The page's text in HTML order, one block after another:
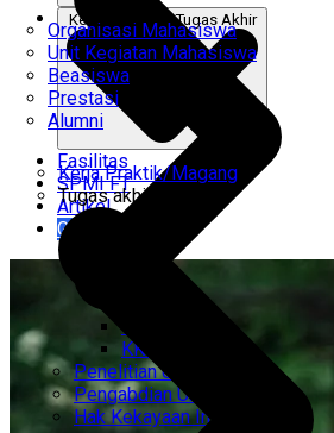
CEMTI
KK Regresi
Penelitian Unggulan
Pengabdian Unggulan
Hak Kekayaan Intelektual
Organisasi Mahasiswa
Unit Kegiatan Mahasiswa
Beasiswa
Prestasi
Alumni
Kerja Praktik & Tugas Akhir
Kerja Praktik/Magang
Tugas akhir
Fasilitas
SPMI FT
Artikel
Gabung Kami